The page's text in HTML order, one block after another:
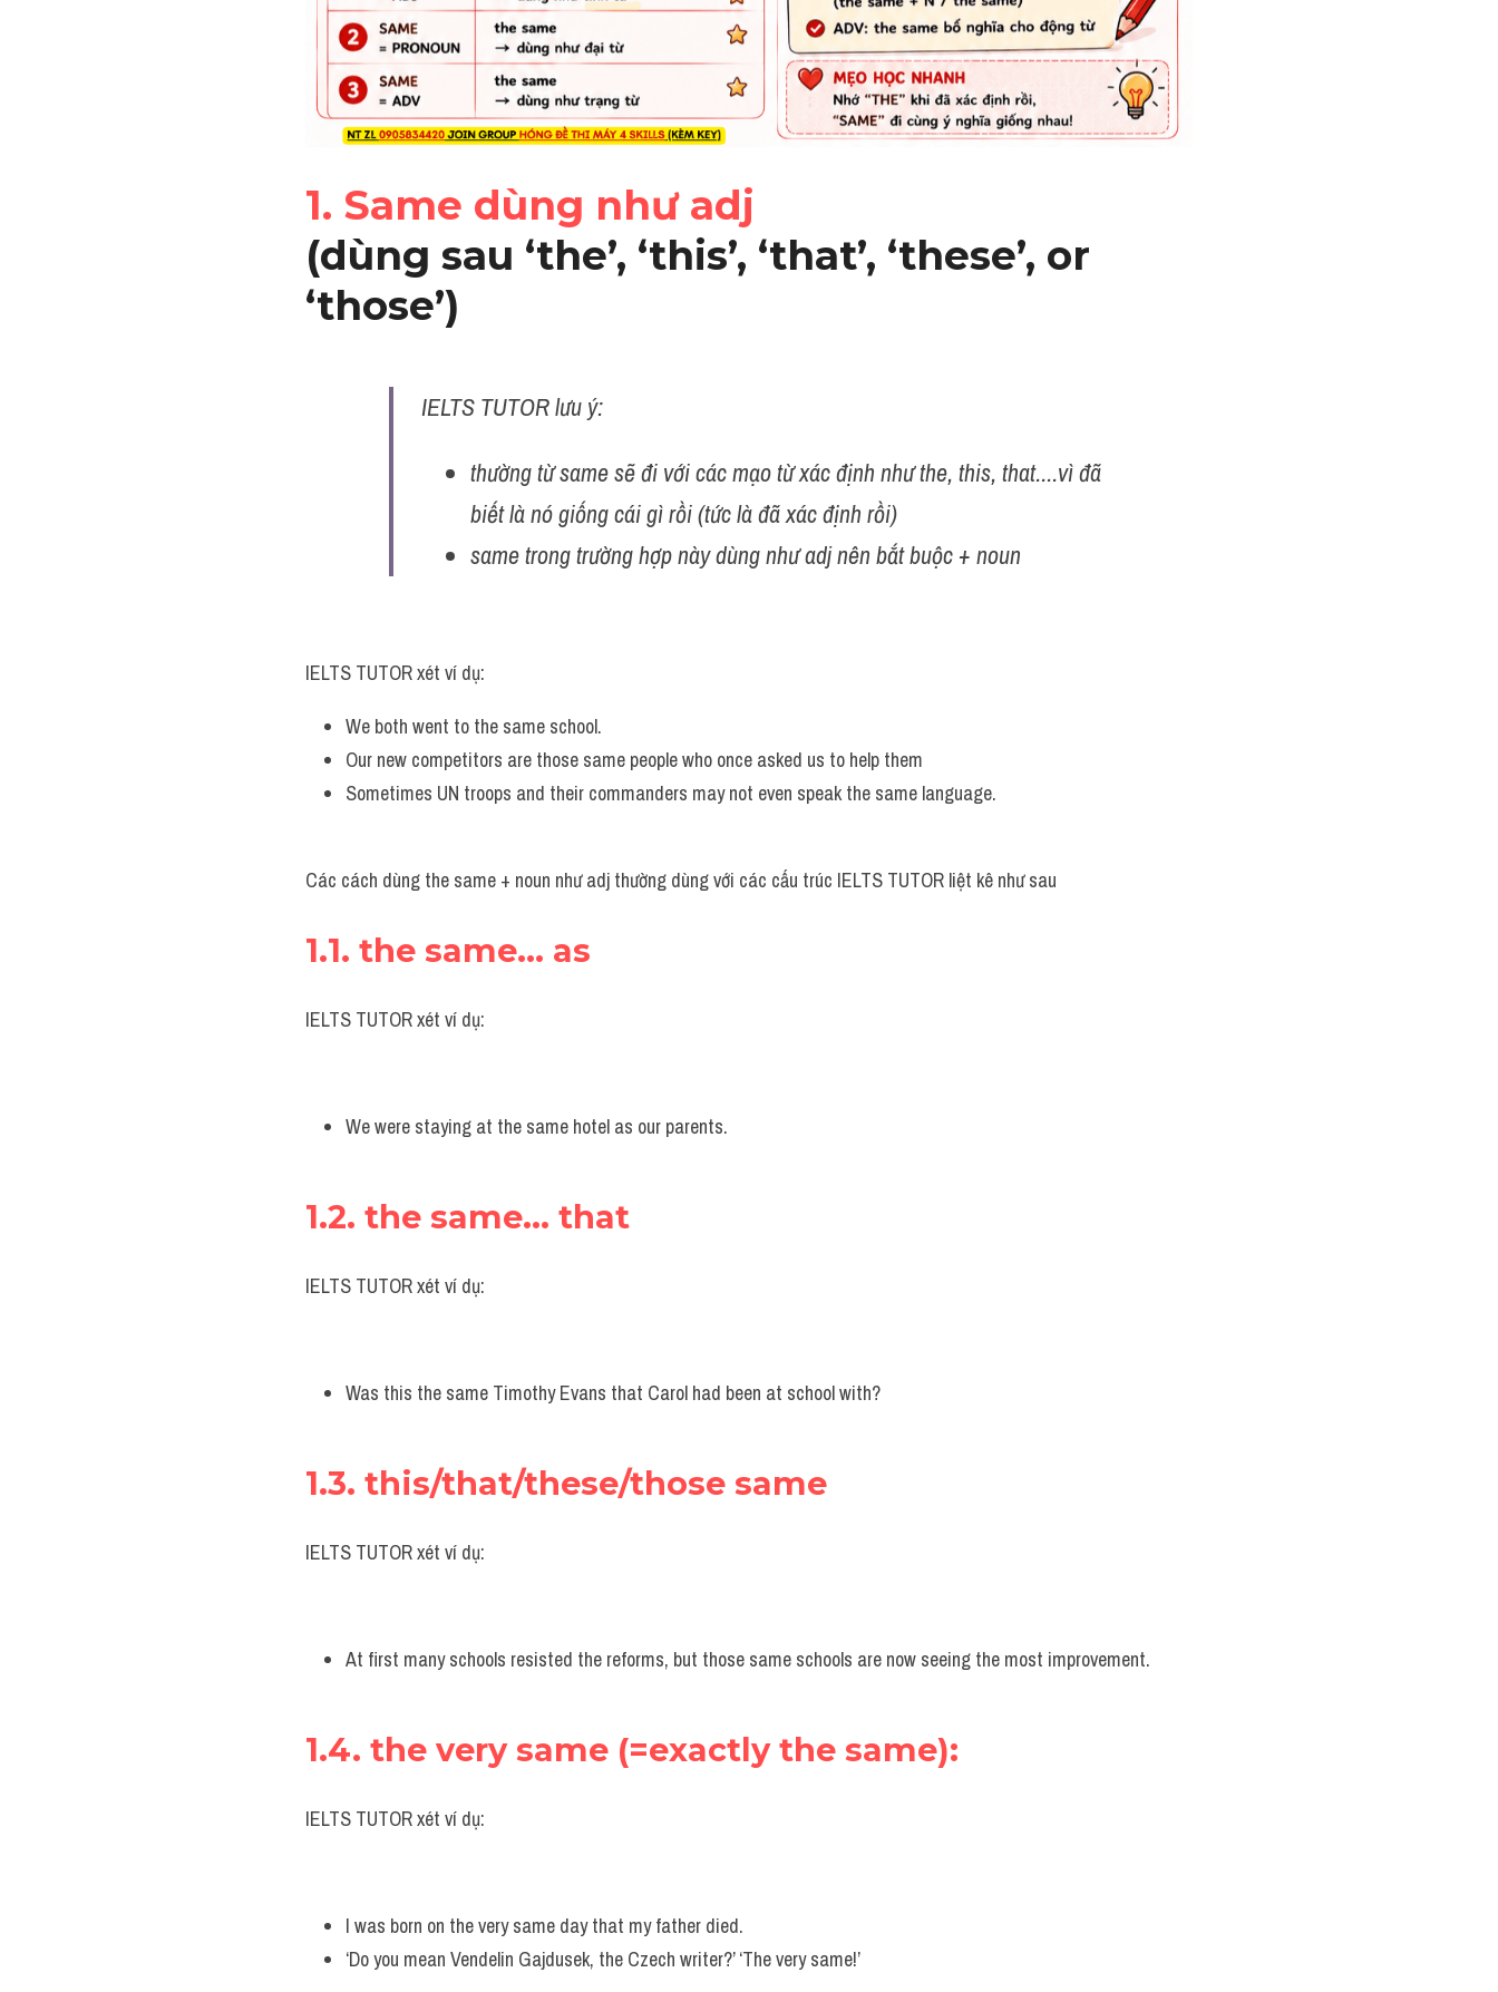
1. Same dùng như adj
(dùng sau ‘the’, ‘this’, ‘that’, ‘these’, or
‘those’)
IELTS TUTOR lưu ý:
thường từ same sẽ đi với các mạo từ xác định như the, this, that....vì đã
biết là nó giống cái gì rồi (tức là đã xác định rồi)
same trong trường hợp này dùng như adj nên bắt buộc + noun
IELTS TUTOR xét ví dụ:
We both went to the same school.
Our new competitors are those same people who once asked us to help them
Sometimes UN troops and their commanders may not even speak the same language.
Các cách dùng the same + noun như adj thường dùng với các cấu trúc IELTS TUTOR liệt kê như sau
1.1. the same... as
IELTS TUTOR xét ví dụ:
We were staying at the same hotel as our parents.
1.2. the same... that
IELTS TUTOR xét ví dụ:
Was this the same Timothy Evans that Carol had been at school with?
1.3. this/that/these/those same
IELTS TUTOR xét ví dụ:
At first many schools resisted the reforms, but those same schools are now seeing the most improvement.
1.4. the very same (=exactly the same):
IELTS TUTOR xét ví dụ:
I was born on the very same day that my father died.
‘Do you mean Vendelin Gajdusek, the Czech writer?’ ‘The very same!’